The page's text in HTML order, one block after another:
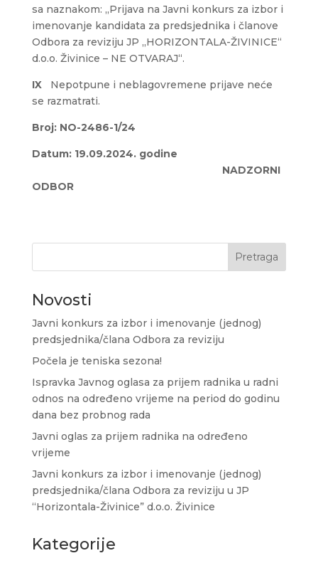
sa naznakom: „Prijava na Javni konkurs za izbor i
imenovanje kandidata za predsjednika i članove
Odbora za reviziju JP „HORIZONTALA-ŽIVINICE“
d.o.o. Živinice – NE OTVARAJ“.
IX Nepotpune i neblagovremene prijave neće
se razmatrati.
Broj: NO-2486-1/24
Datum: 19.09.2024. godine
NADZORNI
ODBOR
Pretraga
Novosti
Javni konkurs za izbor i imenovanje (jednog)
predsjednika/člana Odbora za reviziju
Počela je teniska sezona!
Ispravka Javnog oglasa za prijem radnika u radni
odnos na određeno vrijeme na period do godinu
dana bez probnog rada
Javni oglas za prijem radnika na određeno
vrijeme
Javni konkurs za izbor i imenovanje (jednog)
predsjednika/člana Odbora za reviziju u JP
“Horizontala-Živinice” d.o.o. Živinice
Kategorije